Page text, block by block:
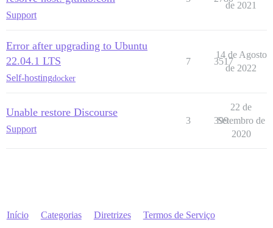
Support
de 2021
Error after upgrading to Ubuntu
22.04.1 LTS
Self-hostingdocker
7 3517
14 de Agosto
de 2022
Unable restore Discourse
Support
3 399
22 de
Setembro de
2020
Início Categorias Diretrizes Termos de Serviço